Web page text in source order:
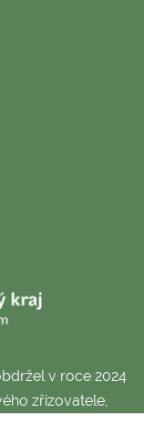
v roce 2024
zřizovatele,